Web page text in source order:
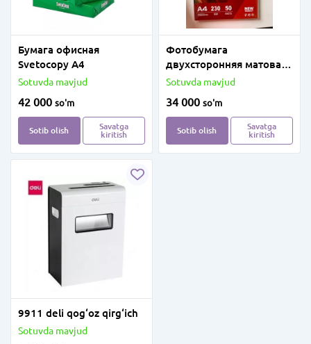
Бумага офисная
Svetocopy A4
Sotuvda mavjud
42 000 so'm
Sotib olish
Savatga
kiritish
Фотобумага
двухсторонняя матовая
А4 230г, 50л
Sotuvda mavjud
34 000 so'm
Sotib olish
Savatga
kiritish
9911 deli qog‘oz qirg‘ich
Sotuvda mavjud